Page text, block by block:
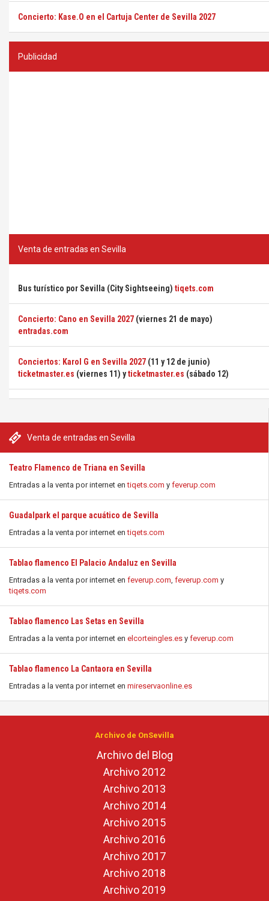
Venta de entradas en Sevilla
Teatro Flamenco de Triana en Sevilla
Entradas a la venta por internet entiqets.com y feverup.com
Guadalpark el parque acuático de Sevilla
Entradas a la venta por internet entiqets.com
Tablao flamenco El Palacio Andaluz en Sevilla
Entradas a la venta por internet en feverup.com, feverup.com y
tiqets.com
Tablao flamenco Las Setas en Sevilla
Entradas a la venta por internet en elcorteingles.es y feverup.com
Tablao flamenco La Cantaora en Sevilla
Entradas a la venta por internet en mireservaonline.es
Concierto: Kase.O en el Cartuja Center de Sevilla 2027
Publicidad
Venta de entradas en Sevilla
Bus turístico por Sevilla (City Sightseeing) tiqets.com
Concierto: Cano en Sevilla 2027 (viernes 21 de mayo)
entradas.com
Conciertos: Karol G en Sevilla 2027 (11 y 12 de junio)
ticketmaster.es (viernes 11) yticketmaster.es (sábado 12)
Archivo de OnSevilla
Archivo del Blog
Archivo 2012
Archivo 2013
Archivo 2014
Archivo 2015
Archivo 2016
Archivo 2017
Archivo 2018
Archivo 2019